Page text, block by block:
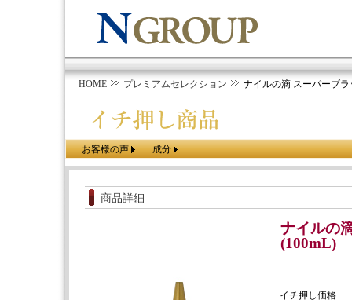
HOME プレミアムセレクション ナイルの滴 スーパーブラ
お客様の声 成分
商品詳細
ナイルの
(100mL)
イチ押し価格